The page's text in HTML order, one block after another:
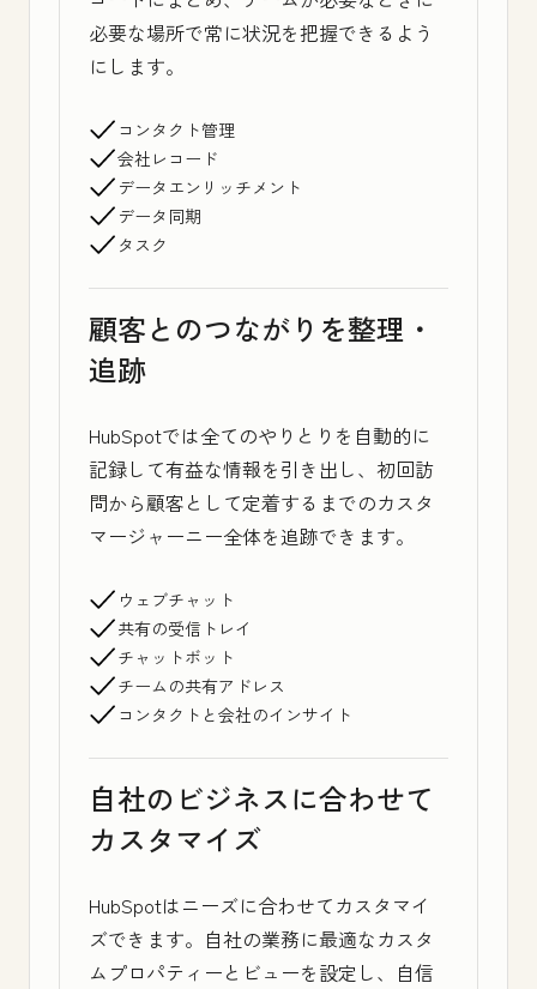
必要な場所で常に状況を把握できるよう
にします。
コンタクト管理
会社レコード
データエンリッチメント
データ同期
タスク
顧客とのつながりを整理・
追跡
HubSpotでは全てのやりとりを自動的に
記録して有益な情報を引き出し、初回訪
問から顧客として定着するまでのカスタ
マージャーニー全体を追跡できます。
ウェブチャット
共有の受信トレイ
チャットボット
チームの共有アドレス
コンタクトと会社のインサイト
自社のビジネスに合わせて
カスタマイズ
HubSpotはニーズに合わせてカスタマイ
ズできます。自社の業務に最適なカスタ
ムプロパティーとビューを設定し、自信